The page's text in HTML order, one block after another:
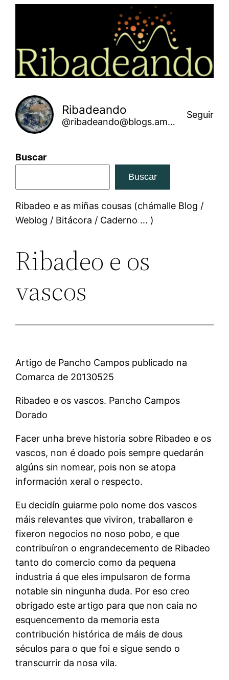
Ribadeando
@ribadeando@blogs.amarinha.gal
Seguir
Buscar
Buscar
Ribadeo e as miñas cousas (chámalle Blog /
Weblog / Bitácora / Caderno … )
Ribadeo e os
vascos
Artigo de Pancho Campos publicado na
Comarca de 20130525
Ribadeo e os vascos. Pancho Campos
Dorado
Facer unha breve historia sobre Ribadeo e os
vascos, non é doado pois sempre quedarán
algúns sin nomear, pois non se atopa
información xeral o respecto.
Eu decidín guiarme polo nome dos vascos
máis relevantes que viviron, traballaron e
fixeron negocios no noso pobo, e que
contribuíron o engrandecemento de Ribadeo
tanto do comercio como da pequena
industria á que eles impulsaron de forma
notable sin ningunha duda. Por eso creo
obrigado este artigo para que non caia no
esquencemento da memoria esta
contribución histórica de máis de dous
séculos para o que foi e sigue sendo o
transcurrir da nosa vila.